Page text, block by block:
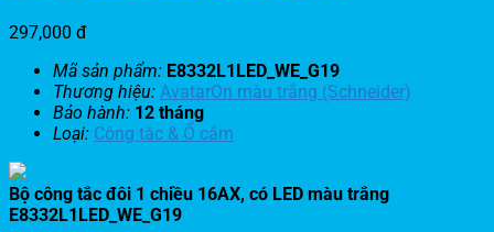
297,000 đ
Mã sản phẩm: E8332L1LED_WE_G19
Thương hiệu: AvatarOn màu trắng (Schneider)
Bảo hành: 12 tháng
Loại: Công tắc & Ổ cắm
Bộ công tắc đôi 1 chiều 16AX, có LED màu trắng
E8332L1LED_WE_G19